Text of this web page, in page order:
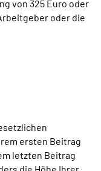
von 325 Euro oder
oder die
ersten Beitrag
letzten Beitrag